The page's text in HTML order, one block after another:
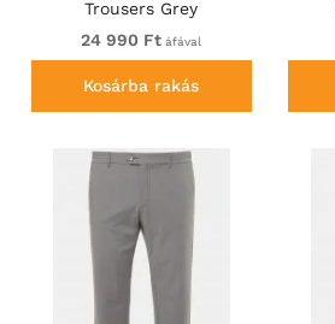
Trousers Grey
24 990 Ft áfával
Kosárba rakás